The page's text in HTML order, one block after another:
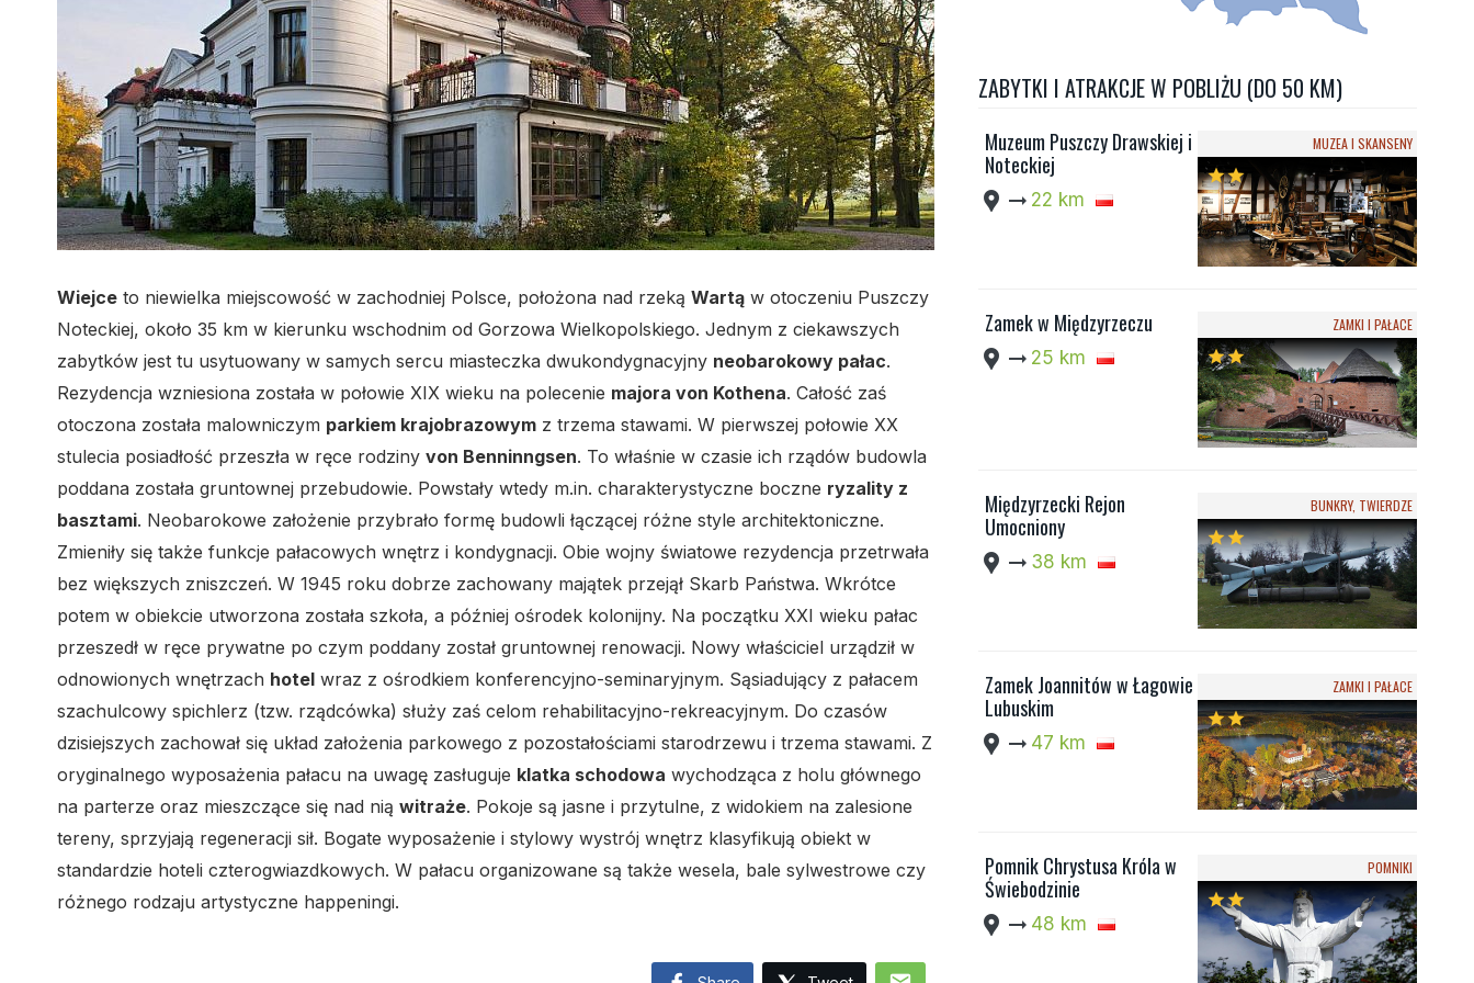
Wiejce to niewielka miejscowość w zachodniej Polsce, położona nad rzeką Wartą w otoczeniu Puszczy
Noteckiej, około 35 km w kierunku wschodnim od Gorzowa Wielkopolskiego. Jednym z ciekawszych
zabytków jest tu usytuowany w samych sercu miasteczka dwukondygnacyjny neobarokowy pałac.
Rezydencja wzniesiona została w połowie XIX wieku na polecenie majora von Kothena. Całość zaś
otoczona została malowniczym parkiem krajobrazowym z trzema stawami. W pierwszej połowie XX
stulecia posiadłość przeszła w ręce rodziny von Benninngsen. To właśnie w czasie ich rządów budowla
poddana została gruntownej przebudowie. Powstały wtedy m.in. charakterystyczne boczne ryzality z
basztami. Neobarokowe założenie przybrało formę budowli łączącej różne style architektoniczne.
Zmieniły się także funkcje pałacowych wnętrz i kondygnacji. Obie wojny światowe rezydencja przetrwała
bez większych zniszczeń. W 1945 roku dobrze zachowany majątek przejął Skarb Państwa. Wkrótce
potem w obiekcie utworzona została szkoła, a później ośrodek kolonijny. Na początku XXI wieku pałac
przeszedł w ręce prywatne po czym poddany został gruntownej renowacji. Nowy właściciel urządził w
odnowionych wnętrzach hotel wraz z ośrodkiem konferencyjno-seminaryjnym. Sąsiadujący z pałacem
szachulcowy spichlerz (tzw. rządcówka) służy zaś celom rehabilitacyjno-rekreacyjnym. Do czasów
dzisiejszych zachował się układ założenia parkowego z pozostałościami starodrzewu i trzema stawami. Z
oryginalnego wyposażenia pałacu na uwagę zasługuje klatka schodowa wychodząca z holu głównego
na parterze oraz mieszczące się nad nią witraże. Pokoje są jasne i przytulne, z widokiem na zalesione
tereny, sprzyjają regeneracji sił. Bogate wyposażenie i stylowy wystrój wnętrz klasyfikują obiekt w
standardzie hoteli czterogwiazdkowych. W pałacu organizowane są także wesela, bale sylwestrowe czy
różnego rodzaju artystyczne happeningi.
ZABYTKI I ATRAKCJE W POBLIŻU (DO 50 KM)
Muzeum Puszczy Drawskiej i
Noteckiej
location_pin arrow_right_alt 22 km
MUZEA I SKANSENY
starstar
Zamek w Międzyrzeczu
location_pin arrow_right_alt 25 km
ZAMKI I PAŁACE
starstar
Międzyrzecki Rejon
Umocniony
location_pin arrow_right_alt 38 km
BUNKRY, TWIERDZE
starstar
Zamek Joannitów w Łagowie
Lubuskim
location_pin arrow_right_alt 47 km
ZAMKI I PAŁACE
starstar
Pomnik Chrystusa Króla w
Świebodzinie
location_pin arrow_right_alt 48 km
POMNIKI
starstar